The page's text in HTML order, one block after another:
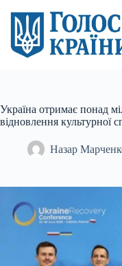
вмісту
Україна отримає понад
відновлення культурної
Назар